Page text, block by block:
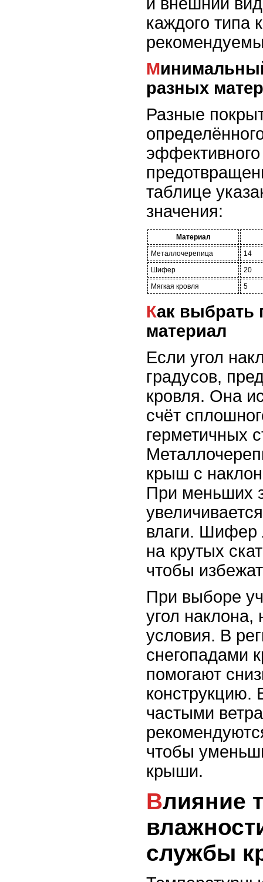
каждого типа
Минимальный угол наклона для
разных
Разные
таблице
значения:
Материал
Металлочерепица
14
Шифер
20
Мягкая кровля
5
Как выбрать подходящий
материал
Если угол
градусов,
кровля. Она
счёт
герметичных
крыш с
При меньших
влаги. Шифер
на крутых
чтобы
При выборе
угол наклона,
условия. В
снегопадами
помогают
конструкцию.
частыми
чтобы
крыши.
Влияние температуры и
службы